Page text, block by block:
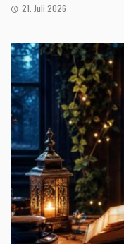
21. Juli 2026